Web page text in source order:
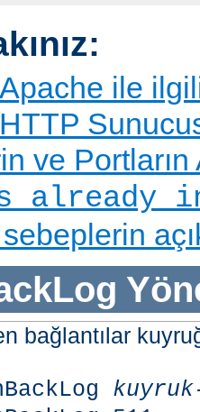
ile
ve Portların
already
bağlantılar